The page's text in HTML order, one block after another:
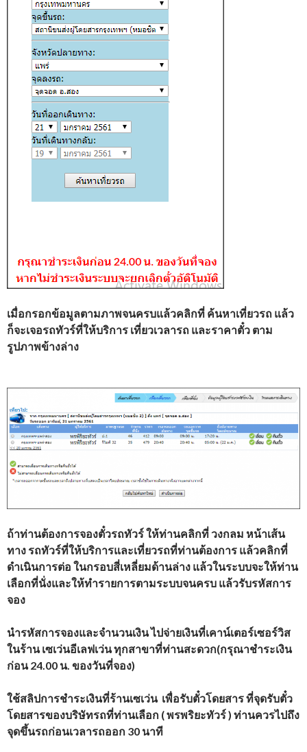
เมื่อกรอกข้อมูลตามภาพจนครบแล้วคลิกที่ ค้นหาเที่ยวรถ แล้ว
ก็จะเจอรถทัวร์ที่ให้บริการ เที่ยวเวลารถ และราคาตั๋ว ตาม
รูปภาพข้างล่าง
ถ้าท่านต้องการจองตั๋วรถทัวร์ ให้ท่านคลิกที่ วงกลม หน้าเส้น
ทาง รถทัวร์ที่ให้บริการและเที่ยวรถที่ท่านต้องการ แล้วคลิกที่
ดำเนินการต่อ ในกรอบสี่เหลี่ยมด้านล่าง แล้วในระบบจะให้ท่าน
เลือกที่นั่งและให้ทำรายการตามระบบจนครบ แล้วรับรหัสการ
จอง
นำรหัสการจองและจำนวนเงิน ไปจ่ายเงินที่เคาน์เตอร์เซอร์วิส
ในร้าน เซเว่นอีเลฟเว่น ทุกสาขาที่ท่านสะดวก(กรุณาชำระเงิน
ก่อน 24.00 น. ของวันที่จอง)
ใช้สลิปการชำระเงินที่ร้านเซเว่น เพื่อรับตั๋วโดยสาร ที่จุดรับตั๋ว
โดยสารของบริษัทรถที่ท่านเลือก ( พรพริยะทัวร์ ) ท่านควรไปถึง
จุดขึ้นรถก่อนเวลารถออก 30 นาที